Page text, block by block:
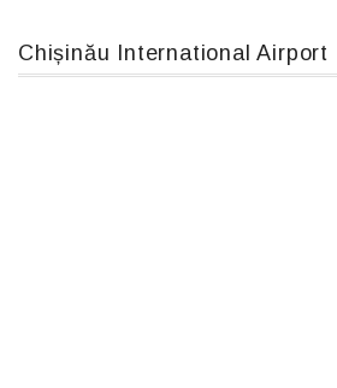
Chișinău International Airport